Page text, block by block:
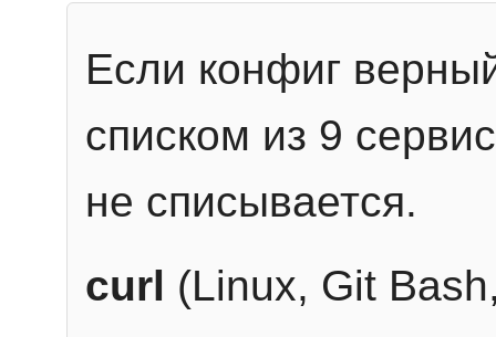
Если конфиг
списком из 9
не списывается.
curl (Linux, Git